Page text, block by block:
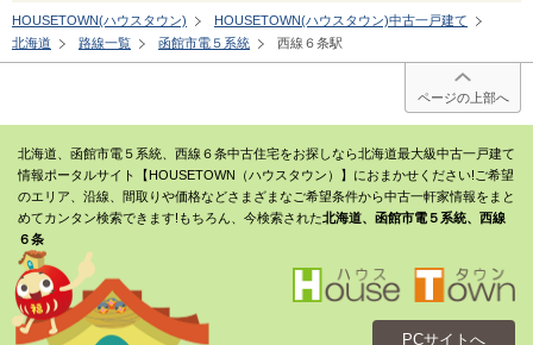
HOUSETOWN(ハウスタウン)
HOUSETOWN(ハウスタウン)中古一戸建て
北海道
路線一覧 函館市電５系統 西線６条駅
ページの上部へ
北海道、函館市電５系統、西線６条中古住宅をお探しなら北海道最大級中古一戸建て
情報ポータルサイト【HOUSETOWN（ハウスタウン）】におまかせください!ご希望
のエリア、沿線、間取りや価格などさまざまなご希望条件から中古一軒家情報をまと
めてカンタン検索できます!もちろん、今検索された北海道、函館市電５系統、西線
６条
PCサイトへ